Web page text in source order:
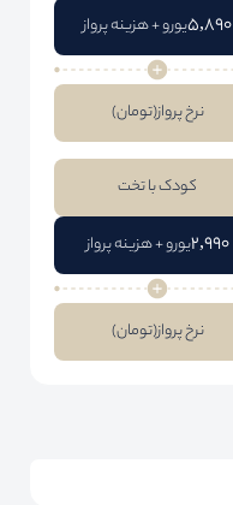
5,890یورو + هزینه پرواز
نرخ پرواز(تومان)
کودک با تخت
2,990یورو + هزینه پرواز
نرخ پرواز(تومان)